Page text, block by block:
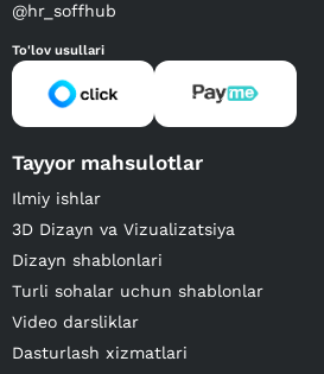
@hr_soffhub
To'lov usullari
Tayyor mahsulotlar
Ilmiy ishlar
3D Dizayn va Vizualizatsiya
Dizayn shablonlari
Turli sohalar uchun shablonlar
Video darsliklar
Dasturlash xizmatlari